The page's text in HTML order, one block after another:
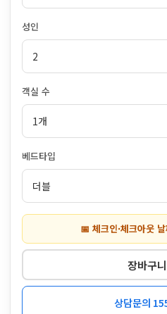
성인
객실 수
베드타입
📅 체크인·체크아웃
장바구
상담문의